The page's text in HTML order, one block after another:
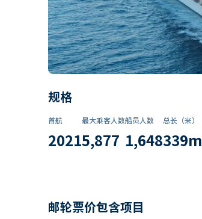
规格
首航
2021
最大乘客人数
5,877
船员人数
1,648
总长（米）
339m
邮轮票价包含项目